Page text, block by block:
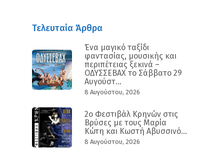
Τελευταία Άρθρα
Ένα μαγικό ταξίδι
φαντασίας, μουσικής και
περιπέτειας ξεκινά –
ΟΔΥΣΣΕΒΑΧ το Σάββατο 29
Αυγούστ...
8 Αυγούστου, 2026
2ο Φεστιβάλ Κρηνών στις
Βρύσες με τους Μαρία
Κώτη και Κωστή Αβυσσινό...
8 Αυγούστου, 2026